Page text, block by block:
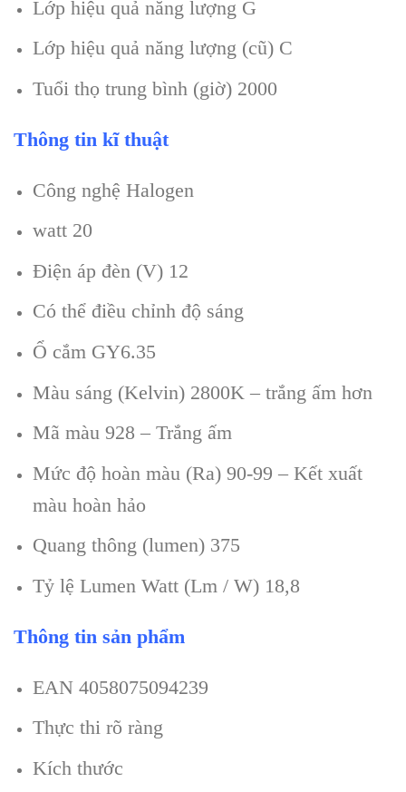
Lớp hiệu quả năng lượng G
Lớp hiệu quả năng lượng (cũ) C
Tuổi thọ trung bình (giờ) 2000
Thông tin kĩ thuật
Công nghệ Halogen
watt 20
Điện áp đèn (V) 12
Có thể điều chỉnh độ sáng
Ổ cắm GY6.35
Màu sáng (Kelvin) 2800K – trắng ấm hơn
Mã màu 928 – Trắng ấm
Mức độ hoàn màu (Ra) 90-99 – Kết xuất
màu hoàn hảo
Quang thông (lumen) 375
Tỷ lệ Lumen Watt (Lm / W) 18,8
Thông tin sản phẩm
EAN 4058075094239
Thực thi rõ ràng
Kích thước